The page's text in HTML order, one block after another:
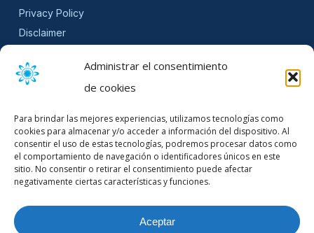
Administrar el consentimiento
de cookies
Para brindar las mejores experiencias, utilizamos tecnologías como
cookies para almacenar y/o acceder a información del dispositivo. Al
consentir el uso de estas tecnologías, podremos procesar datos como
el comportamiento de navegación o identificadores únicos en este
sitio. No consentir o retirar el consentimiento puede afectar
negativamente ciertas características y funciones.
Aceptar
Privacy Policy
Disclaimer
Cookie Policy (EU)
Get software updates and practical tips.
Email Address